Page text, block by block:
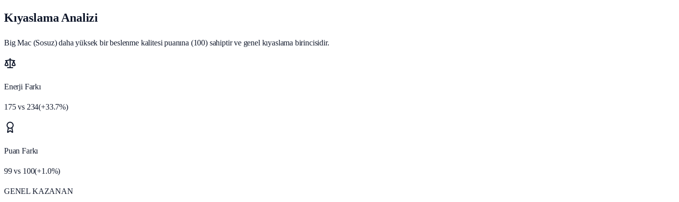
Kıyaslama Analizi
Big Mac (Sosuz) daha yüksek bir beslenme kalitesi puanına (100) sahiptir ve genel kıyaslama birincisidir.
Enerji Farkı
175vs 234(+33.7%)
Puan Farkı
99vs 100(+1.0%)
GENEL KAZANAN